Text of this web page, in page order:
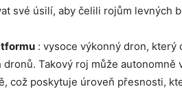
své úsilí, aby čelili rojům levných
: vysoce výkonný dron, který
Takový roj může autonomně
což poskytuje úroveň přesnosti,